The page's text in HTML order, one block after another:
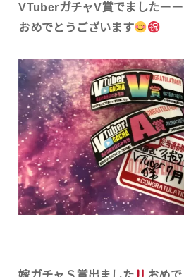
VTuberガチャV賞でましたーー
おめでとうございます